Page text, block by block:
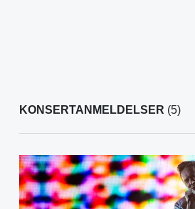
KONSERTANMELDELSER (5)